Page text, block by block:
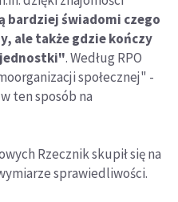
bardziej świadomi czego
ale także gdzie kończy
. Według RPO
społecznej" -
ten sposób na
Rzecznik skupił się na
sprawiedliwości.